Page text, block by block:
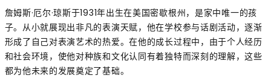
詹姆斯·厄尔·琼斯于1931年出生在美国密歇根州，是家中唯一的孩
子。从小就展现出非凡的表演天赋，他在学校参与话剧活动，逐渐
形成了自己对表演艺术的热爱。在他的成长过程中，由于个人经历
和社会环境，使他对种族和文化认同有着独特而深刻的理解，这些
都为他未来的发展奠定了基础。